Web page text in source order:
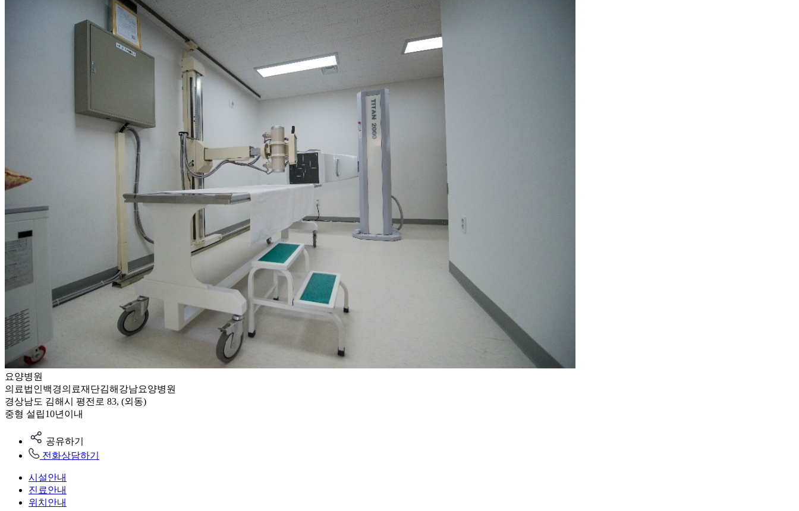
요양병원
의료법인백경의료재단김해강남요양병원
경상남도 김해시 평전로 83, (외동)
중형 설립10년이내
공유하기
전화상담하기
시설안내
진료안내
위치안내